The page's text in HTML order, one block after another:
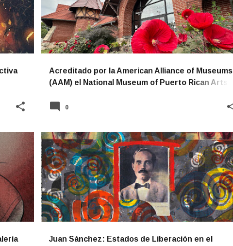
Acreditado por la American Alliance of Museums
(AAM) el National Museum of Puerto Rican Arts &
0
Juan Sánchez: Estados de Liberación en el
NOTICIAS